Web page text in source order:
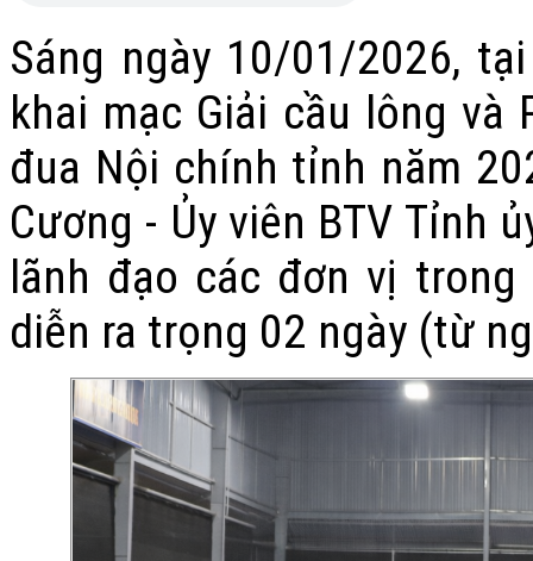
Sáng ngày 10/01/2026,
khai mạc Giải cầu lông
đua Nội chính tỉnh năm
Cương - Ủy viên BTV Tỉnh
lãnh đạo các đơn vị
diễn ra trọng 02 ngày (từ